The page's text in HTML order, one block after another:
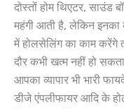
दोस्तों होम थिएटर, साउंड
महंगी आती है, लेकिन
में होलसेलिंग का काम करेंगे
दौर कभी खत्म नहीं हो
आपका व्यापार भी भारी
डीजे एंपलीफायर आदि के